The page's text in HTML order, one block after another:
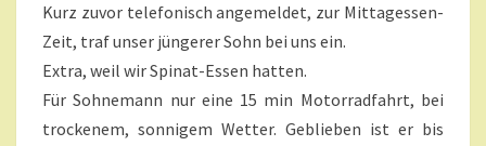
E
I
M
U
T
A
Kurz zuvor telefonisch angemeldet, zur Mittagessen-
Zeit, traf unser jüngerer Sohn bei uns ein.
Extra, weil wir Spinat-Essen hatten.
Für Sohnemann nur eine 15 min Motorradfahrt, bei
trockenem, sonnigem Wetter. Geblieben ist er bis